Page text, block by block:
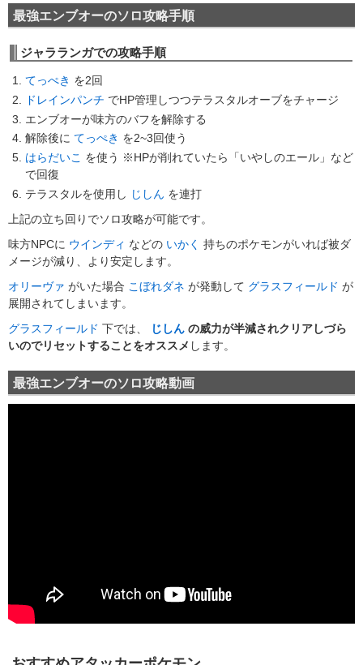
最強エンブオーのソロ攻略手順
ジャラランガでの攻略手順
てっぺき を2回
ドレインパンチ でHP管理しつつテラスタルオーブをチャージ
エンブオーが味方のバフを解除する
解除後に てっぺき を2~3回使う
はらだいこ を使う ※HPが削れていたら「いやしのエール」など
で回復
テラスタルを使用し じしん を連打
上記の立ち回りでソロ攻略が可能です。
味方NPCに ウインディ などの いかく 持ちのポケモンがいれば被ダ
メージが減り、より安定します。
オリーヴァ がいた場合 こぼれダネ が発動して グラスフィールド が
展開されてしまいます。
グラスフィールド 下では、 じしん の威力が半減されクリアしづら
いのでリセットすることをオススメ します。
最強エンブオーのソロ攻略動画